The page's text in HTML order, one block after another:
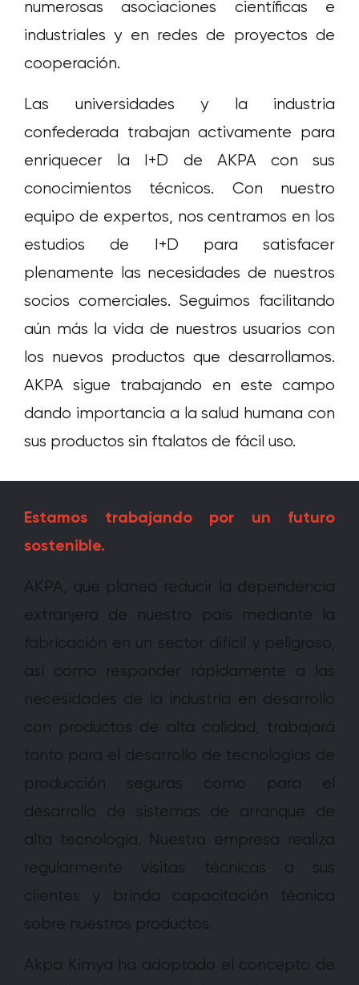
numerosas asociaciones científicas e
industriales y en redes de proyectos de
cooperación.
Las universidades y la industria
confederada trabajan activamente para
enriquecer la I+D de AKPA con sus
conocimientos técnicos. Con nuestro
equipo de expertos, nos centramos en los
estudios de I+D para satisfacer
plenamente las necesidades de nuestros
socios comerciales. Seguimos facilitando
aún más la vida de nuestros usuarios con
los nuevos productos que desarrollamos.
AKPA sigue trabajando en este campo
dando importancia a la salud humana con
sus productos sin ftalatos de fácil uso.
Estamos trabajando por un futuro
sostenible.
AKPA, que planea reducir la dependencia
extranjera de nuestro país mediante la
fabricación en un sector difícil y peligroso,
así como responder rápidamente a las
necesidades de la industria en desarrollo
con productos de alta calidad, trabajará
tanto para el desarrollo de tecnologías de
producción seguras como para el
desarrollo de sistemas de arranque de
alta tecnología. Nuestra empresa realiza
regularmente visitas técnicas a sus
clientes y brinda capacitación técnica
sobre nuestros productos.
Akpa Kimya ha adoptado el concepto de